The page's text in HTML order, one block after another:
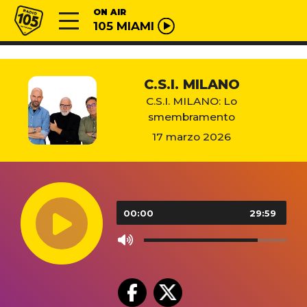
Vai al contenuto
Radio 105 ON AIR
105 MIAMI
C.S.I. MILANO
C.S.I. MILANO: Lo
smembramento
17 marzo 2026
Audio
Player
00:00 29:59
Use
keys